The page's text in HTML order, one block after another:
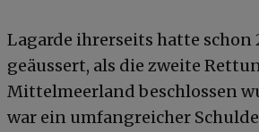
Lagarde ihrerseits hatte schon
geäussert, als die zweite
Mittelmeerland beschlossen
war ein umfangreicher